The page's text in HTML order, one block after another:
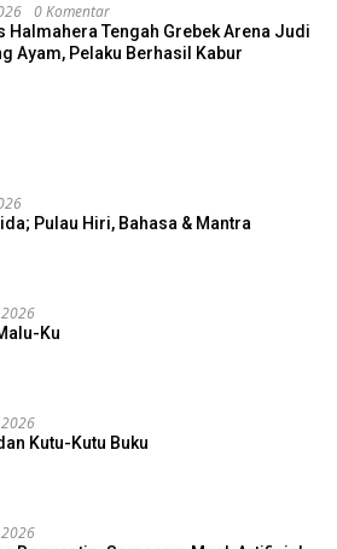
0 Komentar
Halmahera Tengah Grebek Arena Judi
Ayam, Pelaku Berhasil Kabur
Pulau Hiri, Bahasa & Mantra
Ku
Kutu-Kutu Buku
2026